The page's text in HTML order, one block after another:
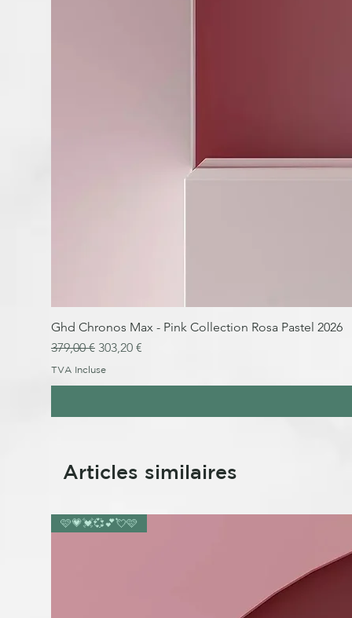
Ghd Chronos Max - Pink Collection Rosa Pastel 2026
Prix original
379,00 € Prix promotionnel
303,20 €
TVA Incluse
Articles similaires
🩷💗💓💞💕💘🩷